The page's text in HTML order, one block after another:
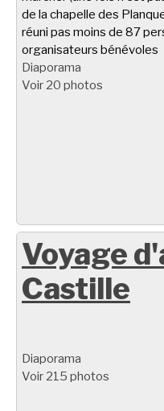
de la chapelle des
réuni pas moins de 87
organisateurs bénévoles
Diaporama
Voir 20 photos
Voyage
Castille
Diaporama
Voir 215 photos